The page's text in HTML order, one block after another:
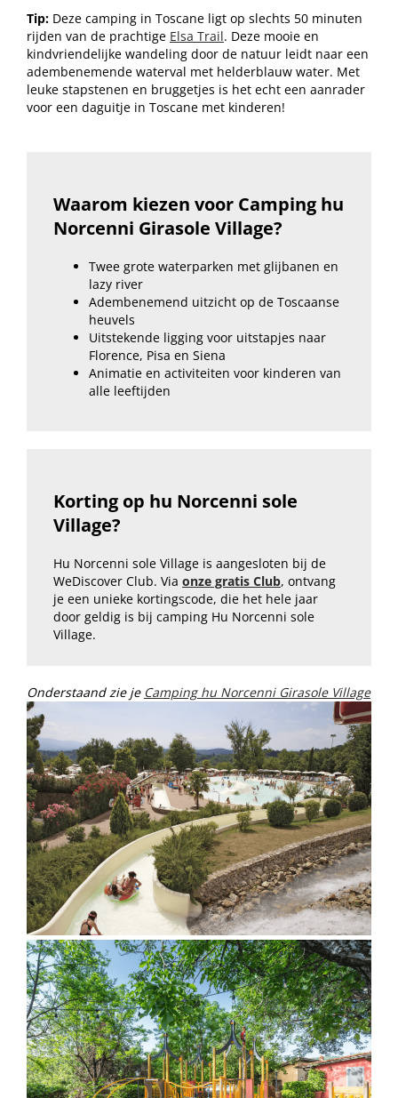
Tip: Deze camping in Toscane ligt op slechts 50 minuten
rijden van de prachtige Elsa Trail. Deze mooie en
kindvriendelijke wandeling door de natuur leidt naar een
adembenemende waterval met helderblauw water. Met
leuke stapstenen en bruggetjes is het echt een aanrader
voor een daguitje in Toscane met kinderen!
Waarom kiezen voor Camping hu
Norcenni Girasole Village?
Twee grote waterparken met glijbanen en
lazy river
Adembenemend uitzicht op de Toscaanse
heuvels
Uitstekende ligging voor uitstapjes naar
Florence, Pisa en Siena
Animatie en activiteiten voor kinderen van
alle leeftijden
Korting op hu Norcenni sole
Village?
Hu Norcenni sole Village is aangesloten bij de
WeDiscover Club. Via onze gratis Club, ontvang
je een unieke kortingscode, die het hele jaar
door geldig is bij camping Hu Norcenni sole
Village.
Onderstaand zie je Camping hu Norcenni Girasole Village